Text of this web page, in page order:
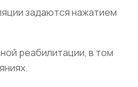
задаются нажатием
реабилитации, в том